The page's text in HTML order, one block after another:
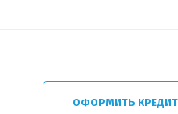
ОФОРМИТЬ КРЕДИТ